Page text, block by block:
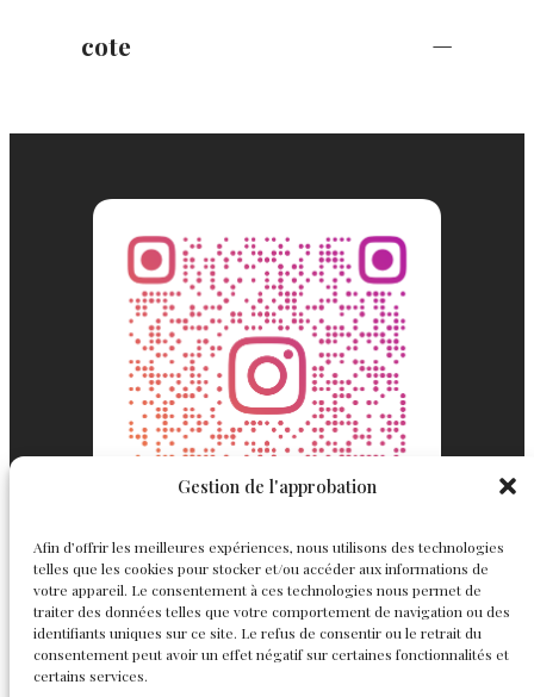
Gestion de l'approbation
Afin d’offrir les meilleures expériences, nous utilisons des technologies
telles que les cookies pour stocker et/ou accéder aux informations de
votre appareil. Le consentement à ces technologies nous permet de
traiter des données telles que votre comportement de navigation ou des
identifiants uniques sur ce site. Le refus de consentir ou le retrait du
consentement peut avoir un effet négatif sur certaines fonctionnalités et
certains services.
cote —
Englemond